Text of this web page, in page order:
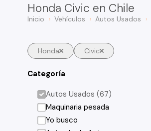
Honda Civic en Chile
Inicio Vehículos Autos Usados
Honda Civic
Categoría
Autos Usados (67)
Maquinaria pesada
Yo busco